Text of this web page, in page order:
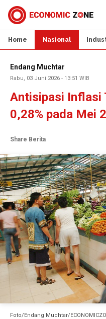
Home Nasional
Endang Muchtar
Rabu, 03 Juni 2026 - 13:51 WIB
Antisipasi Inflasi
0,28% pada Mei
Share Berita
Foto/Endang Muchtar/